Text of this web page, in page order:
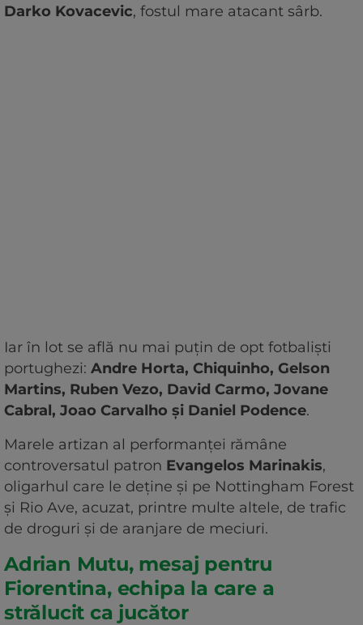
Darko Kovacevic, fostul mare atacant sârb.
Iar în lot se află nu mai puțin de opt fotbaliști
portughezi: Andre Horta, Chiquinho, Gelson
Martins, Ruben Vezo, David Carmo, Jovane
Cabral, Joao Carvalho și Daniel Podence.
Marele artizan al performanței rămâne
controversatul patron Evangelos Marinakis,
oligarhul care le deține și pe Nottingham Forest
și Rio Ave, acuzat, printre multe altele, de trafic
de droguri și de aranjare de meciuri.
Adrian Mutu, mesaj pentru
Fiorentina, echipa la care a
strălucit ca jucător